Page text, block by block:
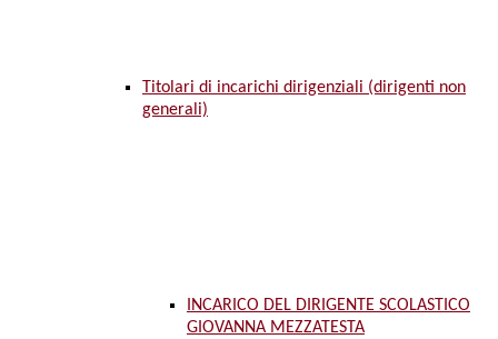
Titolari di incarichi dirigenziali (dirigenti non
generali)
INCARICO DEL DIRIGENTE SCOLASTICO
GIOVANNA MEZZATESTA